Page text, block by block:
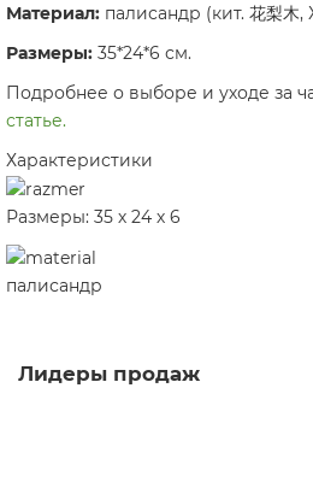
Материал: палисандр (кит. 花梨木
Размеры: 35*24*6 см.
Подробнее о выборе и уходе за
статье.
Характеристики
Размеры: 35 х 24 х 6
палисандр
Лидеры продаж